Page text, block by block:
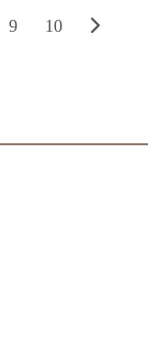
9 10